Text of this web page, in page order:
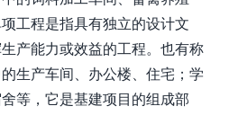
工程是指具有独立的设计文
产能力或效益的工程。也有称
生产车间、办公楼、住宅；学
等，它是基建项目的组成部